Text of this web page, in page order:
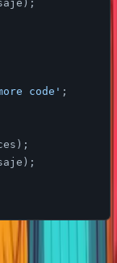
code' ;
en nuestra